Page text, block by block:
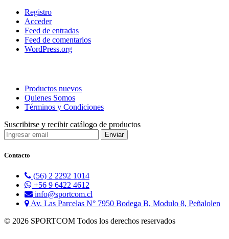
Registro
Acceder
Feed de entradas
Feed de comentarios
WordPress.org
Productos nuevos
Quienes Somos
Términos y Condiciones
Suscribirse y recibir catálogo de productos
Contacto
(56) 2 2292 1014
+56 9 6422 4612
info@sportcom.cl
Av. Las Parcelas N° 7950 Bodega B, Modulo 8, Peñalolen
© 2026 SPORTCOM Todos los derechos reservados